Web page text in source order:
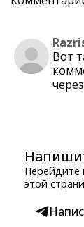
Вот
через
Перейдите
этой